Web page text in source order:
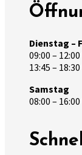
Dienstag –
09:00 –
13:45 –
Samstag
08:00 –